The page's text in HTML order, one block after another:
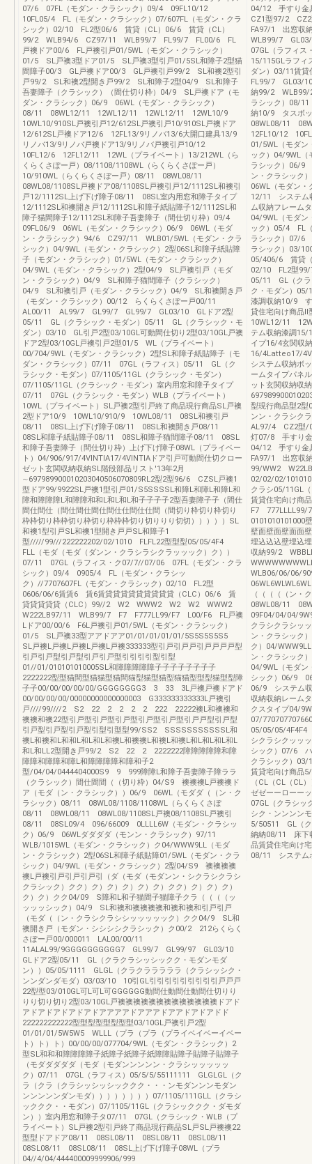
07/6 07FL（モダン・クラシック）09/4 09FL10/12
10FL05/4 FL（モダン・クラシック）07/607FL（モダン・クラ
シック）02/10 FL2型06/6 賃貸（CL）06/6 賃貸（CL）
99/2 WLB94/6 CZ97/11 WLB99/7 FL99/7 FL00/6 FL
戸襖ドア00/6 FL戸襖引戸01/5WL（モダン・クラシック）
01/5 SL戸襖3型ドア01/5 SL戸襖3型引戸01/5SL和障子2型猫
間障子00/3 GL戸襖ドア00/3 GL戸襖引戸99/2 SL和襖2型引
戸99/2 SL和襖2型開き戸99/2 SL和障子2型04/9 SL和障子
吾妻障子（クラシック）（間仕切り枠）04/9 SL戸襖ドア（モ
ダン・クラシック）06/9 06WL（モダン・クラシック）
08/11 08WL12/11 12WL12/11 12WL12/11 12WL10/9
10WL10/910SL戸襖引戸12/612SL戸襖引戸10/910SL戸襖ドア
12/612SL戸襖ドア12/6 12FL13/9リノバ13/6大開口建具13/9
リノバ13/9リノバ戸襖ドア13/9リノバ戸襖引戸10/12
10FL12/6 12FL12/11 12WL（プライベート）13/212WL（ら
くらくさぽー戸）08/1108/1108WL（らくらくさぽー戸）
10/910WL（らくらくさぽー戸）08/11 08WL08/11
08WL08/1108SL戸襖ドア08/1108SL戸襖引戸12/1112SL和襖引
戸12/1112SL上げ下げ障子08/11 08SL室内用窓和障子タイプ
12/1112SL和襖開き戸12/1112SL和障子紙貼障子12/1112SL和
障子猫間障子12/1112SL和障子吾妻障子（間仕切り枠）09/4
09FL06/9 06WL（モダン・クラシック）06/9 06WL（モダ
ン・クラシック）94/6 CZ97/11 WLB01/5WL（モダン・クラ
シック）04/9WL（モダン・クラシック）2型06SL和障子紙貼障
子（モダン・クラシック）01/5WL（モダン・クラシック）
04/9WL（モダン・クラシック）2型04/9 SL戸襖引戸（モダ
ン・クラシック）04/9 SL和障子猫間障子（クラシック）
04/9 SL和襖引戸（モダン・クラシック）04/9 SL和襖開き戸
（モダン・クラシック）00/12 らくらくさぽー戸00/11
AL00/11 AL99/7 GL99/7 GL99/7 GL03/10 GLドア2型
05/11 GL（クラシック・モダン）05/11 GL（クラシック・モ
ダン）03/10 GL引戸2型03/10GL可動間仕切り2型03/10GL戸襖
ドア2型03/10GL戸襖引戸2型01/5 WL（プライベート）
00/704/9WL（モダン・クラシック）2型SL和障子紙貼障子（モ
ダン・クラシック）07/11 07GL（ラフィス）05/11 GL（ク
ラシック・モダン）07/1105/11GL（クラシック・モダン）
07/1105/11GL（クラシック・モダン）室内用窓和障子タイプ
07/11 07GL（クラシック・モダン）WLB（プライベート）
10WL（プライベート）SL戸襖2型引戸終了商品現行商品SL戸襖
2型ドア10/9 10WL10/910/9 10WL08/11 08SL和襖引戸
08/11 08SL上げ下げ障子08/11 08SL和襖開き戸08/11
08SL和障子紙貼障子08/11 08SL和障子猫間障子08/11 08SL
和障子吾妻障子（間仕切り枠）上げ下げ障子08WL（プライベー
ト）04/906/917/4VINTIA17/4VINTIAドア引戸可動間仕切クロー
ゼット玄関収納収納SL階段部品リスト'13年2月
∼697989900010203040506070809RL2型2型96/6 CZSL戸襖1
型ドア99/9922SL戸襖1型引戸01/S5SSSSL和障L和障L和障L和
障和障障障L和障障和和L和L和L和子子子子2型吾妻障子子（間仕
間仕間仕（間仕間仕間仕間仕仕間仕仕間（間切り枠切り枠切り
枠枠切り枠枠切り枠切り枠枠枠切り切りりり切切）））））SL
和襖1型引戸SL和襖1型開き戸戸SL和障子1
型/////99///222222202/02/1010 FLFL22型型型05/05/4F4
FLL（モダ（モダ（ダンン・クラシラシクラッッック）ク））
07/11 07GL（ラフィス・ク07/7//07/06 07FL（モダン・クラ
シック）09/4 0905/4 FL（モダン・クラシッ
ク）//7707607FL（モダン・クラシック）02/10 FL2型
0606/06/6賃賃6 賃6賃貸貸貸貸貸貸貸貸貸（CLC）06/6 賃
貸貸貸貸貸（CLC）99//2 W2 WWW2 W2 W2 WWW2
W222LB97/11 WLB99/7 F7 F777LL99/F7 L00/F6 FL戸襖
Lドア00/00/6 F6L戸襖引戸01/5WL（モダン・クラシック）
01/5 SL戸襖33型アアドアア01/01/01/01/01/5S5S5S5S5
SL戸襖L戸襖L戸襖L戸襖L戸襖333333型引戸引戸戸引戸戸戸戸型
引戸引戸型引戸型引戸引戸型引引引引型引型
01//01/010101010005SL和障障障障障子子子子子子子子
2222222型型猫間型猫猫型猫間猫型猫型猫型猫猫型型型猫型型障
子子00/00/00/00/00/GGGGGGGG3 3 33 3L戸襖戸襖ドアド
00/00/00/00/00000000000000003 G333333333333L戸襖引
戸////99////2 S2 22 2 2 2 2 222 22222襖L和襖襖和
襖襖和襖22型引戸型引戸型引戸型引戸型引戸型引戸戸型引戸型
引戸型引戸型引戸型引型引型型99/SS2 SSSSSSSSSSSL和
襖L和襖和L和和L和L和L和襖L和襖襖L和襖L和襖L和L和L和L和L
和L和LL2型開き戸99/2 S2 22 2 2222222障障障障障和障
障障和障障和障L和障障障障和障和子2
型/04/04/0444404000S9 9 999障障L和障子吾妻障子障ララ
（クラシック）間仕間間（（切り枠）04/S9 襖襖襖L戸襖襖ド
ア（モダ（ン・クラシック））06/9 06WL（モダダ（（ン・ク
ラシック）08/11 08WL08/1108/1108WL（らくらくさぽ
08/11 08WL08/11 08WL08/1108SL戸襖08/1108SL戸襖引
08/11 08SL09/4 096/66009 0LLLL6W（モダン・クラシッ
ク）06/9 06WLダダダダ（モンン・クラシック）97/11
WLB/1015WL（モダン・クラシック）ク04/WWW9LL（モダ
ン・クラシック）2型06SL和障子紙貼障01/5WL（モダン・クラ
シック）04/9WL（モダン・クラシック）2型04/S9 襖襖襖襖
襖L戸襖引戸引戸引戸引（ダ（モダ（モダンン・シクラシクラシ
クラシック）クク）ク）ク）ク）ク）ク）クク）ク）ク）ク）
ク）ク）クク04/09 S障和L和子猫間子猫障子クラ（（（（ッ
ッッッシック）04/9 SL和襖和襖襖襖襖和襖和襖和引戸引戸
（モダ（（ン・クラシクラシシッッッッック）クク04/9 SL和
襖開き戸（モダン・シシシシクラシック）ク00/2 212らくらく
さぽー戸00/000011 LAL00/00/11
11ALAL99/9GGGGGGGGGG7 GL99/7 GL99/97 GL03/10
GLドア2型05/11 GL（クラクラシッシックク・モダンモダ
ン））05/05/1111 GLGL（クラクラララララ（クラシッシク・
ンンダンダモダ）03/03/10 10引GL引引引引引引引引引戸戸戸
22型型03/010GL可L可L可GGGGGG動間仕動間仕動間仕切りり
りり切り切り2型03/10GL戸襖襖襖襖襖襖襖襖襖襖襖襖襖ドアド
アドアドアドアドアドアアアアドアアアドアアドアドアドド
222222222222型型型型型型型型03/10GL戸襖引戸2型
01/01/01/5W5W5 WLLL（プラ（プラ（プライベイベーイベー
ト）ト）ト）00/00/00/077704/9WL（モダン・クラシック）2
型SL和和和障障障障子紙障子紙障子紙障障貼障子貼障子貼障子
（モダダダダダ（モダ（モダンンンンン・クラシッッッッッ
ク）07/11 07GL（ラフィス）05/5/5/55111111 GLGLGL（ク
ラ（クラ（クラシッシッシッククク・・・ンモダンンンモダン
ンンンンンダンモダ））））））））07/1105/111GLL（クラシ
ッククク・・モダン）07/1105/11GL（クラシッククク・ダモダ
ン））室内用窓和障子タ07/11 07GL（クラシック・WLB（プ
ライベート）SL戸襖2型引戸終了商品現行商品SL戸SL戸襖襖22
型型ドアドア08/11 08SL08/11 08SL08/11 08SL08/11
08SL08/11 08SL08/11 08SL上げ下げ障子08WL（プラ
04//4/04/444400009999906/999
04/12 手すり
CZ1型97/2
FA97/1 出窓収
WLB99/7
07GL（ラフィス
15/115GLラフィ
ダン）03/11賃
FL99/7 GL03/
納99/2 WLB99/
ラシック）08/
納10/9 タスボ
08WL08/11
12FL10/12
01/5WL（モダ
ック）04/9WL（
ラシック）06/9
ン・クラシック
06WL（モダン
12/11 システム
ム収納フレーム
04/9WL（モダン
ック）05/4 FL
ラシック）07/6
ラシック）03/
05/406/6 賃貸
02/10 FL2型99/
05/11 GL（クラ
ク・モダン）
漆調収納10/9
貸住宅向け商
10WL12/11
テム収納漆調15/
イプ16/4玄関収納
16/4Latteo17/
システム収納ボ
ームタイプパネ
ット玄関収納収
型現行商品型2型
ンン・クラシク
AL97/4 CZ2型/
灯07/8 手すり
04/12 手すり
FA97/1 出窓収
99/WW2
02/02/02/
クラシ05/11GL
賃貸住宅向け
F7
0101010101000
壁面壁面壁面面
埋込込込壁埋込
収納99/2
WLB06/06/06/
（（（（（ン
08WL08/11
09F04/04/04/
クラシクラシッ
ン・クラシック
ク）04/
ン・クラシック
04/9WL（モダン
シック）06/9
06/9 システム
収納収納レーム
クスタイプ04/
07/
05/05/05/4F4F4
シクラシクッッ
シック）07/6
クラシック）03/
賃貸宅向け商品
（CL（CL（CL
ゼゼーーロー
07GL（クラシ
シク・ンンンン
5/50511 GL（
納納08/11 床下
品賃貸住宅向け
08/11 システム